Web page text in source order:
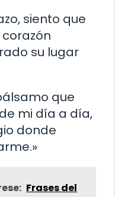
siento que
su lugar
que
mi día a día,
donde
Frases del